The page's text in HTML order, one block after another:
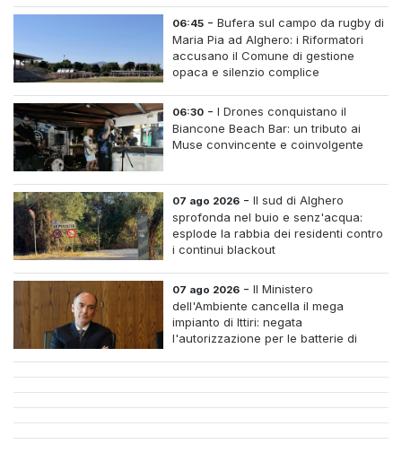
06:45 -Bufera sul campo da rugby di
Maria Pia ad Alghero: i Riformatori
accusano il Comune di gestione
opaca e silenzio complice
06:30 -I Drones conquistano il
Biancone Beach Bar: un tributo ai
Muse convincente e coinvolgente
07 ago 2026 -Il sud di Alghero
sprofonda nel buio e senz'acqua:
esplode la rabbia dei residenti contro
i continui blackout
07 ago 2026 -Il Ministero
dell'Ambiente cancella il mega
impianto di Ittiri: negata
l'autorizzazione per le batterie di